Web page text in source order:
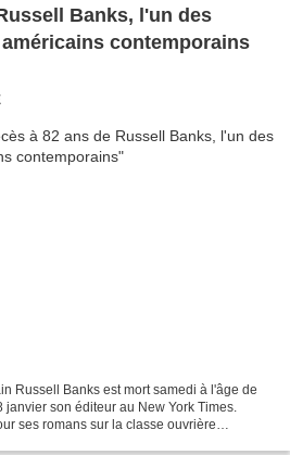
Banks, l'un des
contemporains
Russell Banks est mort samedi à l'âge de
son éditeur au New York Times.
ses romans sur la classe ouvrière